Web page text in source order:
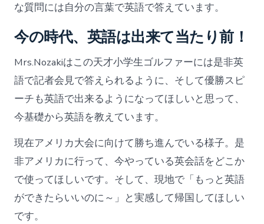
な質問には自分の言葉で英語で答えています。
今の時代、英語は出来て当たり前！
Mrs.Nozakiはこの天才小学生ゴルファーには是非英
語で記者会見で答えられるように、そして優勝スピ
ーチも英語で出来るようになってほしいと思って、
今基礎から英語を教えています。
現在アメリカ大会に向けて勝ち進んでいる様子。是
非アメリカに行って、今やっている英会話をどこか
で使ってほしいです。そして、現地で「もっと英語
ができたらいいのに～」と実感して帰国してほしい
です。